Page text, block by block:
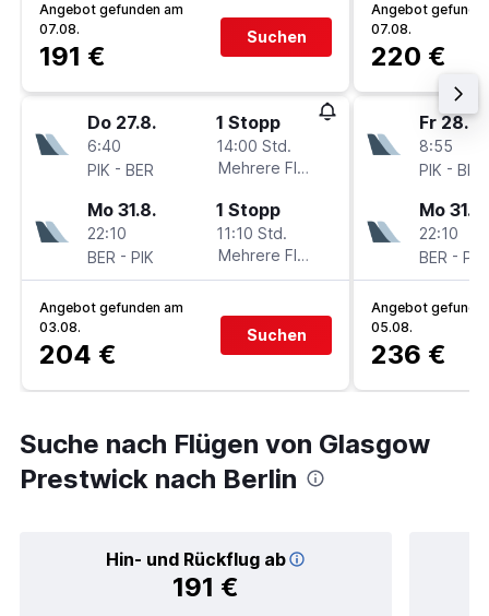
Angebot gefunden am
07.08.
191 €
Suchen
Do 27.8.
6:40
PIK - BER
1 Stopp
14:00 Std.
Mehrere Fluglinien
Mo 31.8.
22:10
BER - PIK
1 Stopp
11:10 Std.
Mehrere Fluglinien
Angebot gefunden am
03.08.
204 €
Suchen
Angebot
07.08.
220 €
Fr 28.8.
8:55
PIK - BER
Mo 31.8.
22:10
BER - PIK
Angebot
05.08.
236 €
Suche nach Flügen von Glasgow
Prestwick nach Berlin
Hin- und Rückflug ab
191 €